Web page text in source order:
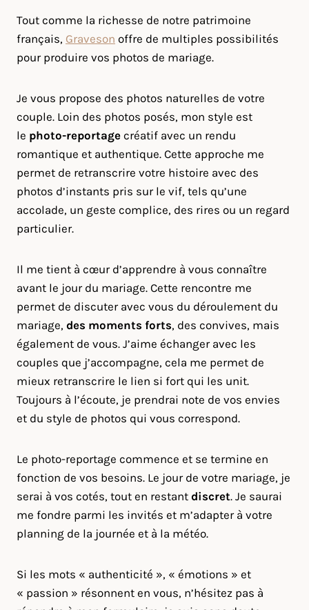
Tout comme la richesse de notre patrimoine
français, Graveson offre de multiples possibilités
pour produire vos photos de mariage.
Je vous propose des photos naturelles de votre
couple. Loin des photos posés, mon style est
le photo-reportage créatif avec un rendu
romantique et authentique. Cette approche me
permet de retranscrire votre histoire avec des
photos d’instants pris sur le vif, tels qu’une
accolade, un geste complice, des rires ou un regard
particulier.
Il me tient à cœur d’apprendre à vous connaître
avant le jour du mariage. Cette rencontre me
permet de discuter avec vous du déroulement du
mariage, des moments forts, des convives, mais
également de vous. J’aime échanger avec les
couples que j’accompagne, cela me permet de
mieux retranscrire le lien si fort qui les unit.
Toujours à l’écoute, je prendrai note de vos envies
et du style de photos qui vous correspond.
Le photo-reportage commence et se termine en
fonction de vos besoins. Le jour de votre mariage, je
serai à vos cotés, tout en restant discret. Je saurai
me fondre parmi les invités et m’adapter à votre
planning de la journée et à la météo.
Si les mots « authenticité », « émotions » et
« passion » résonnent en vous, n’hésitez pas à